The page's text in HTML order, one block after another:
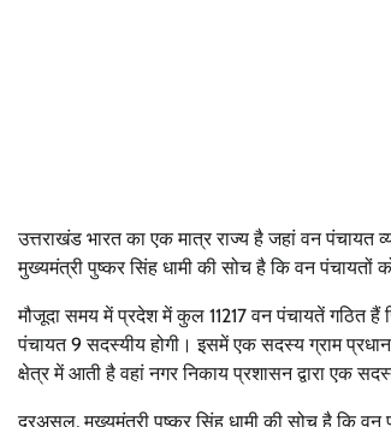
उत्तराखंड भारत का एक मात्र राज्य है जहां वन पंचायत
मुख्यमंत्री पुष्कर सिंह धामी की सोच है कि वन पंचायतों
मौजूदा समय में प्रदेश में कुल 11217 वन पंचायतें गठित
पंचायत 9 सदस्यीय होगी। इसमें एक सदस्य ग्राम प्रधान
क्षेत्र में आती है वहां नगर निकाय प्रशासन द्वारा एक
दरअसल, मुख्यमंत्री पुष्कर सिंह धामी की सोच है कि